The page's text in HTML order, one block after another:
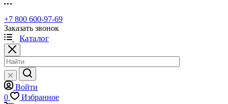
+7 800 600-97-69
Заказать звонок
Каталог
Войти
0
Избранное